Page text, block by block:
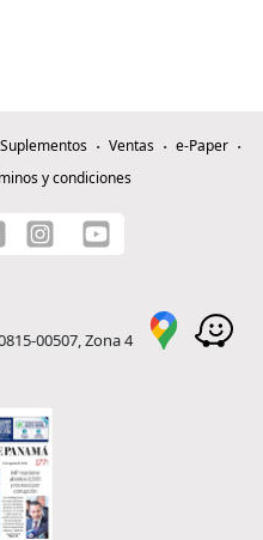
Suplementos Ventas
e-Paper
y condiciones
00507, Zona 4